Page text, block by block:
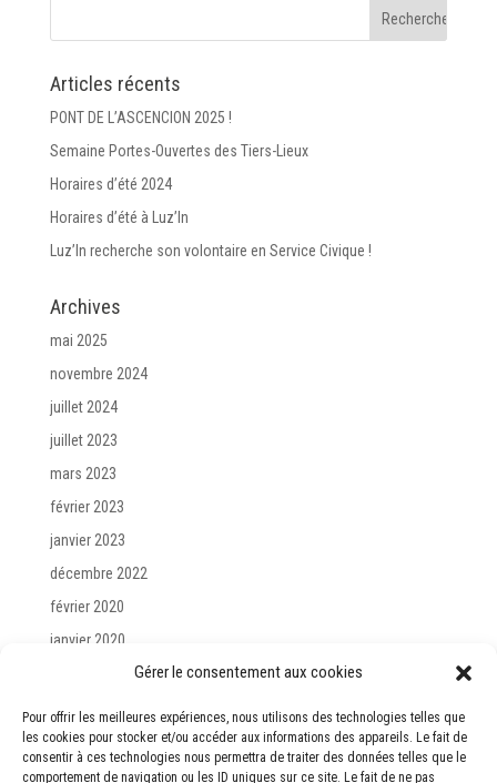
Gérer le consentement aux cookies
Pour offrir les meilleures expériences, nous utilisons des technologies telles que
les cookies pour stocker et/ou accéder aux informations des appareils. Le fait de
consentir à ces technologies nous permettra de traiter des données telles que le
comportement de navigation ou les ID uniques sur ce site. Le fait de ne pas
Articles récents
PONT DE L’ASCENCION 2025 !
Semaine Portes-Ouvertes des Tiers-Lieux
Horaires d’été 2024
Horaires d’été à Luz’In
Luz’In recherche son volontaire en Service Civique !
Archives
mai 2025
novembre 2024
juillet 2024
juillet 2023
mars 2023
février 2023
janvier 2023
décembre 2022
février 2020
janvier 2020
décembre 2019
Catégories
Evènement